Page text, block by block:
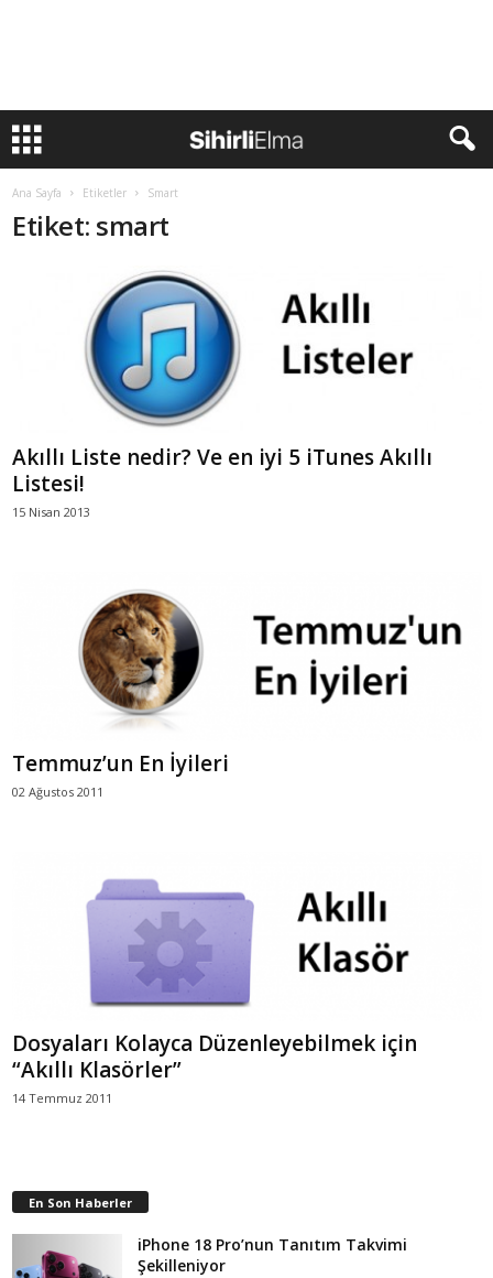
Ana Sayfa Etiketler Smart
Etiket: smart
Akıllı Liste nedir? Ve en iyi 5 iTunes Akıllı
Listesi!
15 Nisan 2013
Temmuz’un En İyileri
02 Ağustos 2011
Dosyaları Kolayca Düzenleyebilmek için
“Akıllı Klasörler”
14 Temmuz 2011
En Son Haberler
iPhone 18 Pro’nun Tanıtım Takvimi
Şekilleniyor